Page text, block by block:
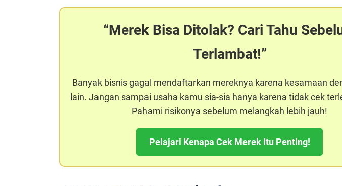
Merek Bisa Ditolak? Cari Tahu
Terlambat!
Banyak bisnis gagal mendaftarkan mereknya karena kesamaan
lain. Jangan sampai usaha kamu sia-sia hanya karena tidak cek
Pahami risikonya sebelum melangkah lebih jauh!
Pelajari Kenapa Cek Merek Itu Penting!